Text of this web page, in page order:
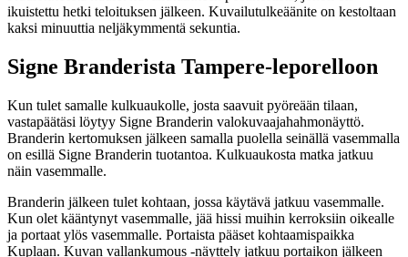
ikuistettu hetki teloituksen jälkeen. Kuvailutulkeäänite on kestoltaan
kaksi minuuttia neljäkymmentä sekuntia.
Signe Branderista Tampere-leporelloon
Kun tulet samalle kulkuaukolle, josta saavuit pyöreään tilaan,
vastapäätäsi löytyy Signe Branderin valokuvaajahahmonäyttö.
Branderin kertomuksen jälkeen samalla puolella seinällä vasemmalla
on esillä Signe Branderin tuotantoa. Kulkuaukosta matka jatkuu
näin vasemmalle.
Branderin jälkeen tulet kohtaan, jossa käytävä jatkuu vasemmalle.
Kun olet kääntynyt vasemmalle, jää hissi muihin kerroksiin oikealle
ja portaat ylös vasemmalle. Portaista pääset kohtaamispaikka
Kuplaan. Kuvan vallankumous -näyttely jatkuu portaikon jälkeen